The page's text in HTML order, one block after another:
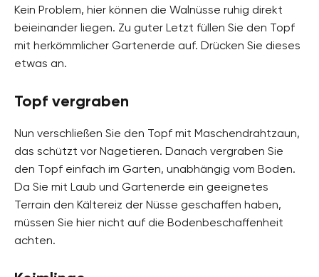
Kein Problem, hier können die Walnüsse ruhig direkt
beieinander liegen. Zu guter Letzt füllen Sie den Topf
mit herkömmlicher Gartenerde auf. Drücken Sie dieses
etwas an.
Topf vergraben
Nun verschließen Sie den Topf mit Maschendrahtzaun,
das schützt vor Nagetieren. Danach vergraben Sie
den Topf einfach im Garten, unabhängig vom Boden.
Da Sie mit Laub und Gartenerde ein geeignetes
Terrain den Kältereiz der Nüsse geschaffen haben,
müssen Sie hier nicht auf die Bodenbeschaffenheit
achten.